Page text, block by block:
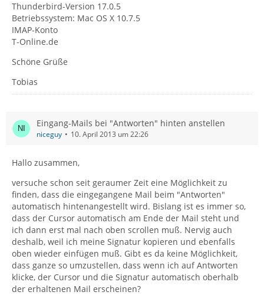
Thunderbird-Version 17.0.5
Betriebssystem: Mac OS X 10.7.5
IMAP-Konto
T-Online.de
Schöne Grüße
Tobias
Eingang-Mails bei "Antworten" hinten anstellen
niceguy 10. April 2013 um 22:26
Hallo zusammen,
versuche schon seit geraumer Zeit eine Möglichkeit zu
finden, dass die eingegangene Mail beim "Antworten"
automatisch hintenangestellt wird. Bislang ist es immer so,
dass der Cursor automatisch am Ende der Mail steht und
ich dann erst mal nach oben scrollen muß. Nervig auch
deshalb, weil ich meine Signatur kopieren und ebenfalls
oben wieder einfügen muß. Gibt es da keine Möglichkeit,
dass ganze so umzustellen, dass wenn ich auf Antworten
klicke, der Cursor und die Signatur automatisch oberhalb
der erhaltenen Mail erscheinen?